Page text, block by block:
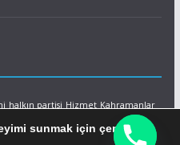
halkın partisi Hizmet Kahramanlar
sunmak için çerezleri